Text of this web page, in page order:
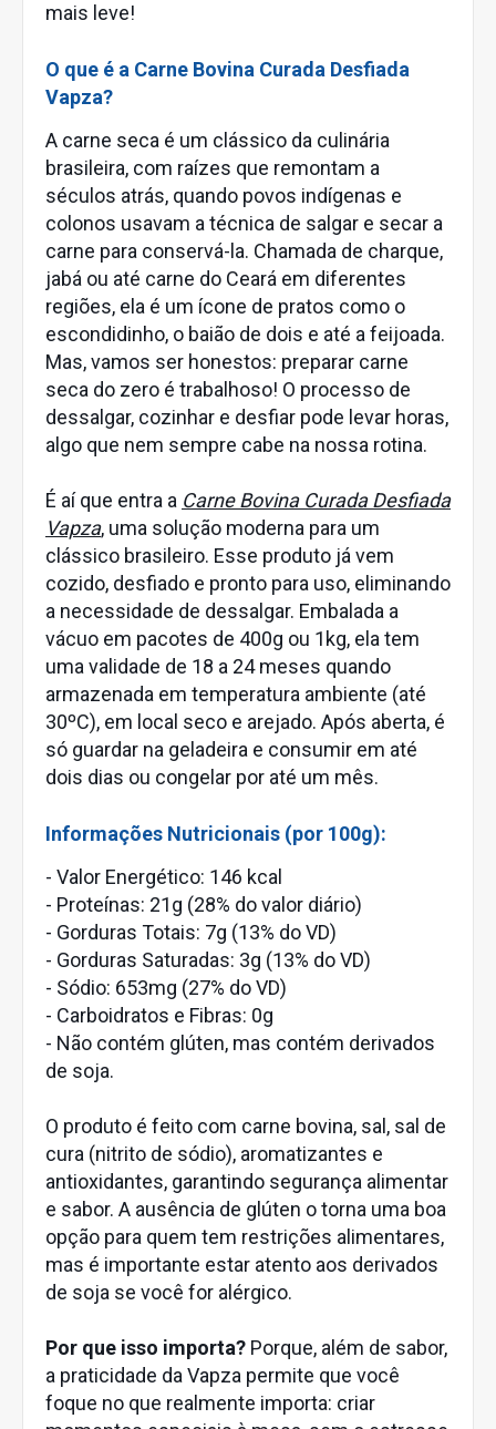
mais leve!
O que é a Carne Bovina Curada Desfiada
Vapza?
A carne seca é um clássico da culinária
brasileira, com raízes que remontam a
séculos atrás, quando povos indígenas e
colonos usavam a técnica de salgar e secar a
carne para conservá-la. Chamada de charque,
jabá ou até carne do Ceará em diferentes
regiões, ela é um ícone de pratos como o
escondidinho, o baião de dois e até a feijoada.
Mas, vamos ser honestos: preparar carne
seca do zero é trabalhoso! O processo de
dessalgar, cozinhar e desfiar pode levar horas,
algo que nem sempre cabe na nossa rotina.
É aí que entra a Carne Bovina Curada Desfiada
Vapza, uma solução moderna para um
clássico brasileiro. Esse produto já vem
cozido, desfiado e pronto para uso, eliminando
a necessidade de dessalgar. Embalada a
vácuo em pacotes de 400g ou 1kg, ela tem
uma validade de 18 a 24 meses quando
armazenada em temperatura ambiente (até
30ºC), em local seco e arejado. Após aberta, é
só guardar na geladeira e consumir em até
dois dias ou congelar por até um mês.
Informações Nutricionais (por 100g):
- Valor Energético: 146 kcal
- Proteínas: 21g (28% do valor diário)
- Gorduras Totais: 7g (13% do VD)
- Gorduras Saturadas: 3g (13% do VD)
- Sódio: 653mg (27% do VD)
- Carboidratos e Fibras: 0g
- Não contém glúten, mas contém derivados
de soja.
O produto é feito com carne bovina, sal, sal de
cura (nitrito de sódio), aromatizantes e
antioxidantes, garantindo segurança alimentar
e sabor. A ausência de glúten o torna uma boa
opção para quem tem restrições alimentares,
mas é importante estar atento aos derivados
de soja se você for alérgico.
Por que isso importa? Porque, além de sabor,
a praticidade da Vapza permite que você
foque no que realmente importa: criar